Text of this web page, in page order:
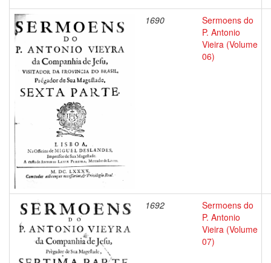
1690
Sermoens do
P. Antonio
Vieira (Volume
06)
1692
Sermoens do
P. Antonio
Vieira (Volume
07)